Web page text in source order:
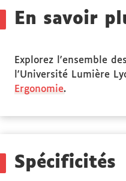
En savoir
Explorez l'ensemble
l'Université Lumière
Ergonomie.
Spécificités